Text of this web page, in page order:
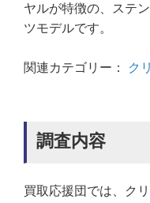
ヤルが特徴の、ステ
ツモデルです。
関連カテゴリー： ク
調査内容
買取応援団では、ク